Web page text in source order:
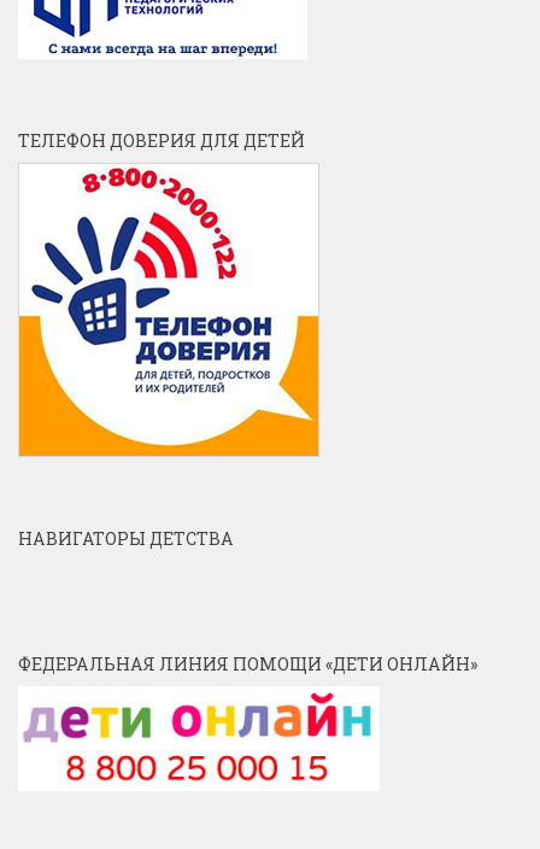
ТЕЛЕФОН ДОВЕРИЯ ДЛЯ ДЕТЕЙ
НАВИГАТОРЫ ДЕТСТВА
ФЕДЕРАЛЬНАЯ ЛИНИЯ ПОМОЩИ «ДЕТИ ОНЛАЙН»